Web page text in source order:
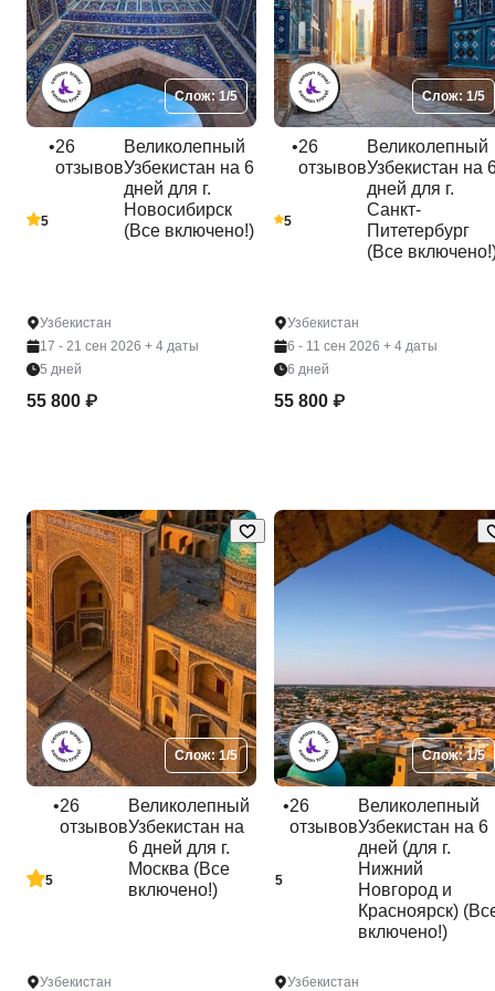
Слож: 1/5
5
•26
отзывов
Великолепный
Узбекистан на 6
дней для г.
Новосибирск
(Все включено!)
Узбекистан
17 - 21 сен 2026 + 4 даты
5 дней
55 800 ₽
Слож: 1/5
5
•26
отзывов
Великолепный
Узбекистан на
дней для г.
Санкт-
Питетербург
(Все
Узбекистан
6 - 11 сен 2026 + 4 даты
6 дней
55 800 ₽
Слож: 1/5
5
•26
отзывов
Великолепный
Узбекистан на
6 дней для г.
Москва (Все
включено!)
Узбекистан
Слож: 1/5
5
•26
отзывов
Великолепный
Узбекистан на 6
дней (для г.
Нижний
Новгород и
Красноярск)
включено!)
Узбекистан